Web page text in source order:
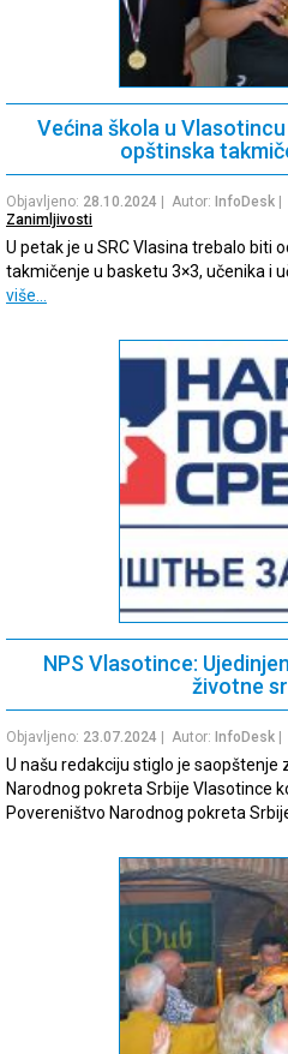
Većina škola u
opštinska
Objavljeno: 28.10.2024 | Autor: InfoDesk
Zanimljivosti
U petak je u SRC Vlasina trebalo biti
takmičenje u basketu 3×3, učenika i
više…
NPS Vlasotince:
životne
Objavljeno: 23.07.2024 | Autor: InfoDesk
U našu redakciju stiglo je saopštenje
Narodnog pokreta Srbije Vlasotince
Povereništvo Narodnog pokreta